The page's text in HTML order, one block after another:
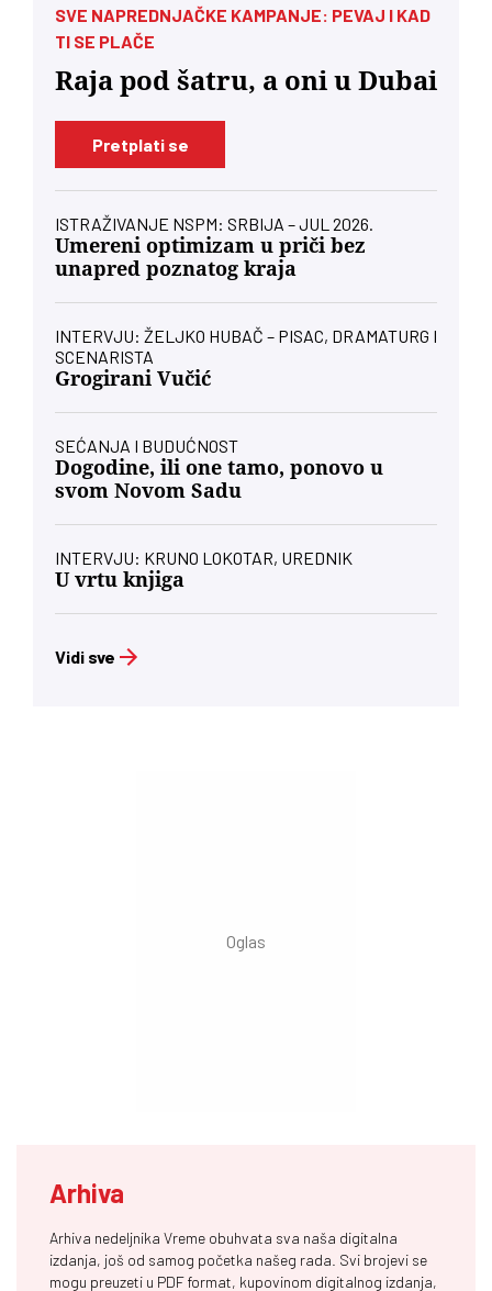
SVE NAPREDNJAČKE KAMPANJE: PEVAJ I KAD
TI SE PLAČE
Raja pod šatru, a oni u Dubai
Pretplati se
ISTRAŽIVANJE NSPM: SRBIJA – JUL 2026.
Umereni optimizam u priči bez
unapred poznatog kraja
INTERVJU: ŽELJKO HUBAČ – PISAC, DRAMATURG I
SCENARISTA
Grogirani Vučić
SEĆANJA I BUDUĆNOST
Dogodine, ili one tamo, ponovo u
svom Novom Sadu
INTERVJU: KRUNO LOKOTAR, UREDNIK
U vrtu knjiga
Vidi sve
Arhiva
Arhiva nedeljnika Vreme obuhvata sva naša digitalna
izdanja, još od samog početka našeg rada. Svi brojevi se
mogu preuzeti u PDF format, kupovinom digitalnog izdanja,